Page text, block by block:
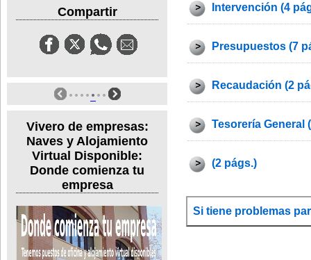
Compartir
Vivero de empresas:
Naves y Alojamiento
Virtual Disponible:
Donde comienza tu
empresa
Intervención (4
Presupuestos (7
Recaudación (2
Tesorería General
(2 págs.)
Si tiene problemas